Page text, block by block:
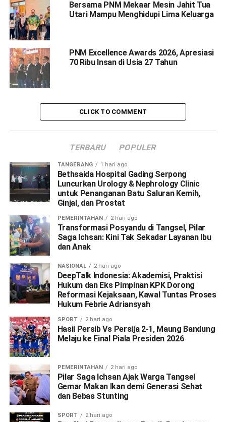
Bersama PNM Mekaar Mesin Jahit Tua
Utari Mampu Menghidupi Lima Keluarga
PNM Excellence Awards 2026, Apresiasi
70 Ribu Insan di Usia 27 Tahun
CLICK TO COMMENT
TERBARU POPULER
TANGERANG 1 hari ago
Bethsaida Hospital Gading Serpong
Luncurkan Urology & Nephrology Clinic
untuk Penanganan Batu Saluran Kemih,
Ginjal, dan Prostat
PEMERINTAHAN 2 hari ago
Transformasi Posyandu di Tangsel, Pilar
Saga Ichsan: Kini Tak Sekadar Layanan Ibu
dan Anak
NASIONAL 2 hari ago
DeepTalk Indonesia: Akademisi, Praktisi
Hukum dan Eks Pimpinan KPK Dorong
Reformasi Kejaksaan, Kawal Tuntas Proses
Hukum Febrie Adriansyah
SPORT 2 hari ago
Hasil Persib Vs Persija 2-1, Maung Bandung
Melaju ke Final Piala Presiden 2026
PEMERINTAHAN 2 hari ago
Pilar Saga Ichsan Ajak Warga Tangsel
Gemar Makan Ikan demi Generasi Sehat
dan Bebas Stunting
SPORT 2 hari ago